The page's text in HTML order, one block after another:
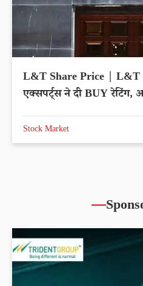
L&T Share Price | L&T
एक्सपर्ट्स ने दी BUY रेटिंग,
Stock Market